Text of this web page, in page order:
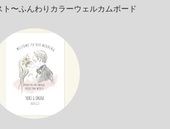
ト〜ふんわりカラーウェルカムボード